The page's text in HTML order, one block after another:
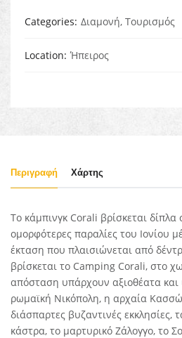
Categories Διαμονή, Τουρισμός
Location Ήπειρος
Περιγραφή Χάρτης
Tο κάμπινγκ Corali βρίσκεται δίπλα
ομορφότερες παραλίες του Ιονίου
έκταση που πλαισιώνεται από
βρίσκεται το Camping Corali, στο
απόσταση υπάρχουν αξιοθέατα και
ρωμαϊκή Νικόπολη, η αρχαία
διάσπαρτες βυζαντινές εκκλησίες,
κάστρα, το μαρτυρικό Ζάλογγο, το